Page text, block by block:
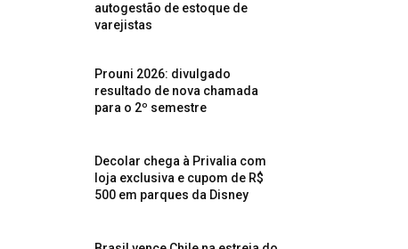
autogestão de estoque de
varejistas
Prouni 2026: divulgado
resultado de nova chamada
para o 2º semestre
Decolar chega à Privalia com
loja exclusiva e cupom de R$
500 em parques da Disney